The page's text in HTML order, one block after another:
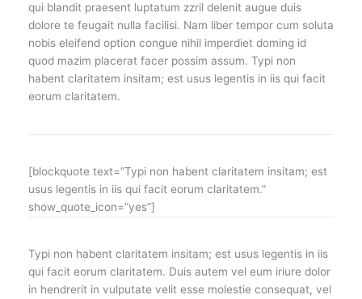
qui blandit praesent luptatum zzril delenit augue duis
dolore te feugait nulla facilisi. Nam liber tempor cum soluta
nobis eleifend option congue nihil imperdiet doming id
quod mazim placerat facer possim assum. Typi non
habent claritatem insitam; est usus legentis in iis qui facit
eorum claritatem.
[blockquote text=”Typi non habent claritatem insitam; est
usus legentis in iis qui facit eorum claritatem.”
show_quote_icon=”yes”]
Typi non habent claritatem insitam; est usus legentis in iis
qui facit eorum claritatem. Duis autem vel eum iriure dolor
in hendrerit in vulputate velit esse molestie consequat, vel